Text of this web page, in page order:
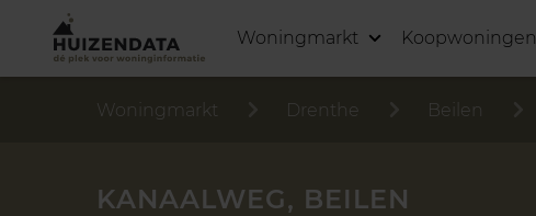
Woningmarkt Koopwoningen
Woningmarkt Drenthe Beilen
KANAALWEG, BEILEN